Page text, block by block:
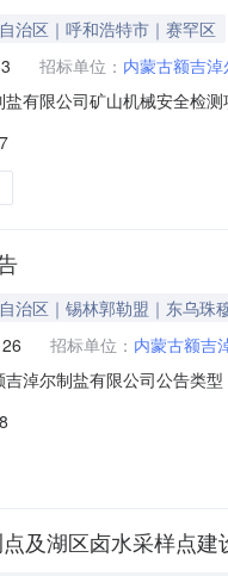
治区｜呼和浩特市｜赛罕区
招标单位： 内蒙古额吉
盐有限公司矿山机械安全检
部门备案；2、资金情况：
止；5、服
治区｜锡林郭勒盟｜东乌珠
招标单位： 内蒙古额吉
淖尔制盐有限公司公告类
则盘外供应商报价必须使
及湖区卤水采样点